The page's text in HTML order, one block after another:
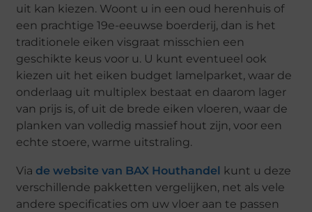
uit kan kiezen. Woont u in een oud herenhuis of
een prachtige 19e-eeuwse boerderij, dan is het
traditionele eiken visgraat misschien een
geschikte keus voor u. U kunt eventueel ook
kiezen uit het eiken budget lamelparket, waar de
onderlaag uit multiplex bestaat en daarom lager
van prijs is, of uit de brede eiken vloeren, waar de
planken van volledig massief hout zijn, voor een
echte stoere, warme uitstraling.
Viade website van BAX Houthandel
kunt u deze
verschillende pakketten vergelijken, net als vele
andere specificaties om uw vloer aan te passen